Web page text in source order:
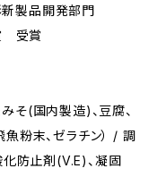
製品開発部門
受賞
そ(国内製造)、豆腐、
魚粉末、ゼラチン） / 調
防止剤(V.E)、凝固